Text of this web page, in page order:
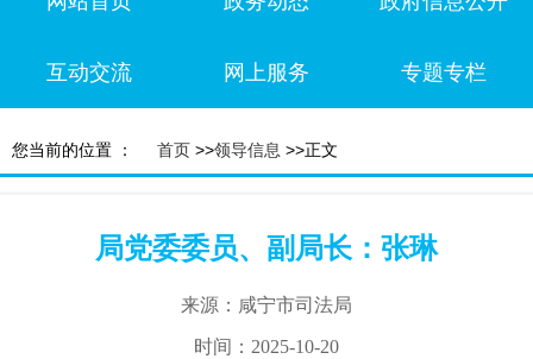
互动交流 网上服务 专题专栏
您当前的位置 ： 首页 >>领导信息 >>正文
局党委委员、副局长：张琳
来源：咸宁市司法局
时间：2025-10-20